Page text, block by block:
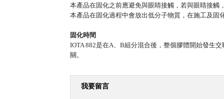
本產品在固化之前應避免與眼睛接觸，若與眼睛接
本產品在固化過程中會放出低分子物質，在施工及
固化時間
IOTA 882是在A、B組分混合後，整個膠體開始發生
關。
我要留言